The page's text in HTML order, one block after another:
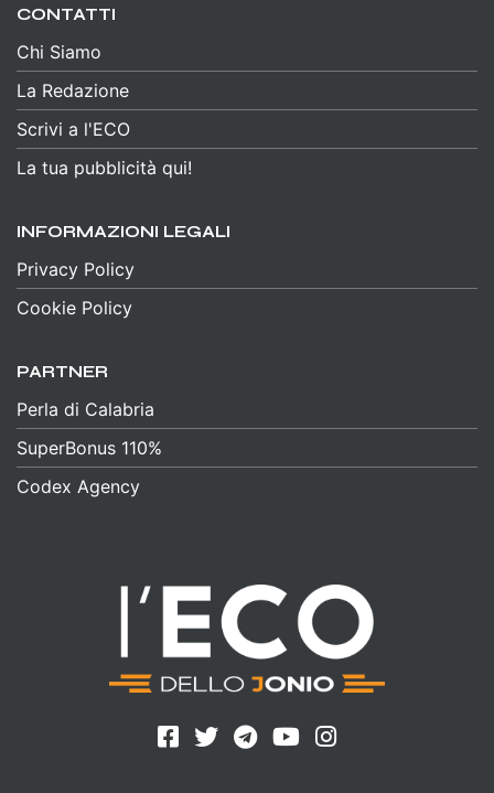
CONTATTI
Chi Siamo
La Redazione
Scrivi a l'ECO
La tua pubblicità qui!
INFORMAZIONI LEGALI
Privacy Policy
Cookie Policy
PARTNER
Perla di Calabria
SuperBonus 110%
Codex Agency